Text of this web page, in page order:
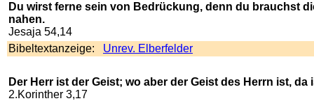
Du wirst ferne sein von Bedrückung, denn du brauchst
nahen.
Jesaja 54,14
Bibeltextanzeige: Unrev. Elberfelder
Der Herr ist der Geist; wo aber der Geist des Herrn ist, da
2.Korinther 3,17